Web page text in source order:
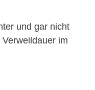
und gar nicht
im